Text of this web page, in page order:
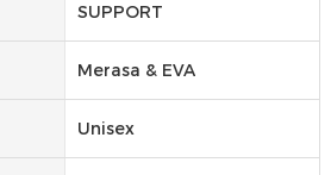
SUPPORT
Merasa & EVA
Unisex